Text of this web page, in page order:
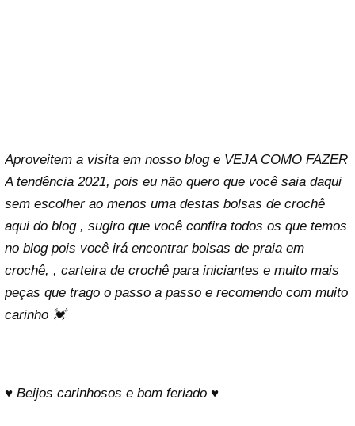
Aproveitem a visita em nosso blog e VEJA COMO FAZER
A tendência 2021, pois eu não quero que você saia daqui
sem escolher ao menos uma destas bolsas de crochê
aqui do blog , sugiro que você confira todos os que temos
no blog pois você irá encontrar bolsas de praia em
crochê, , carteira de crochê para iniciantes e muito mais
peças que trago o passo a passo e recomendo com muito
carinho 💓
♥ Beijos carinhosos e bom feriado ♥